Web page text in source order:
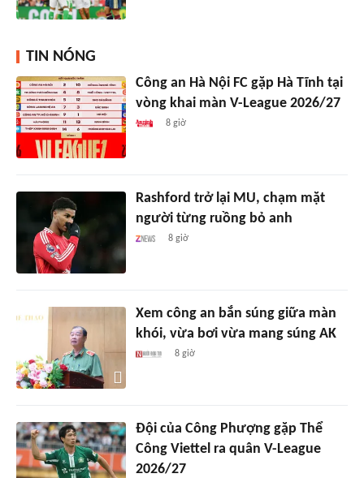
TIN NÓNG
Công an Hà Nội FC gặp Hà Tĩnh tại
vòng khai màn V-League 2026/27
8 giờ
Rashford trở lại MU, chạm mặt
người từng ruồng bỏ anh
8 giờ
Xem công an bắn súng giữa màn
khói, vừa bơi vừa mang súng AK
8 giờ
Đội của Công Phượng gặp Thể
Công Viettel ra quân V-League
2026/27